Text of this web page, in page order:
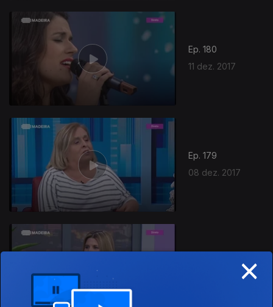
Ep. 180
11 dez. 2017
Ep. 179
08 dez. 2017
×